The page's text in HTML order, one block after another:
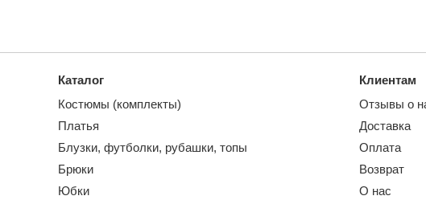
Каталог
Костюмы (комплекты)
Платья
Блузки, футболки, рубашки, топы
Брюки
Юбки
Клиентам
Отзывы о
Доставка
Оплата
Возврат
О нас